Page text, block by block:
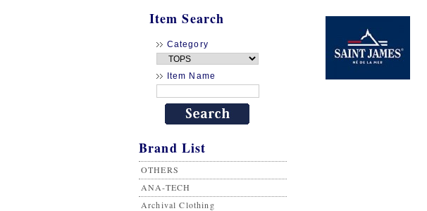
Item Search
Category
Item Name
Brand List
OTHERS
ANA-TECH
Archival Clothing